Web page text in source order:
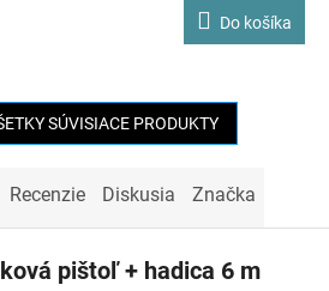
Do košíka
SÚVISIACE PRODUKTY
Recenzie Diskusia Značka
pištoľ + hadica 6 m